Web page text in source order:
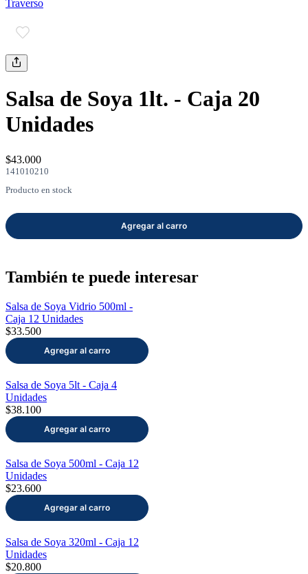
mayor
Estilo de Vida
Contáctanos
Nosotros
Información
Traverso
Salsa de Soya 1lt. - Caja 20
Unidades
$43.000
141010210
Producto en stock
También te puede interesar
Salsa de Soya Vidrio 500ml -
Caja 12 Unidades
$33.500
Salsa de Soya 5lt - Caja 4
Unidades
$38.100
Salsa de Soya 500ml - Caja 12
Unidades
$23.600
Salsa de Soya 320ml - Caja 12
Unidades
$20.800